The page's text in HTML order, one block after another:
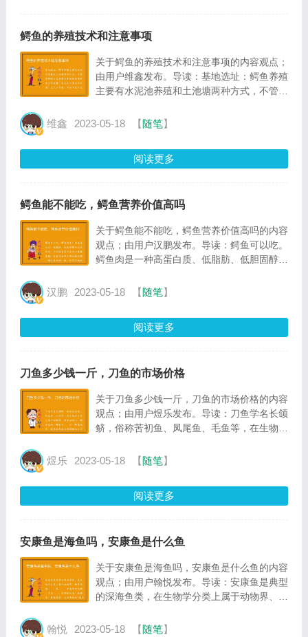
鳄鱼的养殖技术和注意事项
关于鳄鱼的养殖技术和注意事项的内容观点；
由用户维鑫发布。导读：基地选址：鳄鱼养殖
主要有水泥池养殖和土池塘两种方式，不管是
充足且清洁的水源，无工业污染、农药污染和
维鑫 2023-05-18 【随笔】
阅读更多
鳄鱼能不能吃，鳄鱼营养价值高吗
关于鳄鱼能不能吃，鳄鱼营养价值高吗的内容
观点；由用户汉鹏发布。导读：鳄鱼可以吃。
鳄鱼肉是一种高蛋白质、低脂肪、低胆固醇的
富含高级不饱和脂肪酸、维生素及钙、铁、锌
汉鹏 2023-05-18 【随笔】
阅读更多
刀鱼多少钱一斤，刀鱼的市场价格
关于刀鱼多少钱一斤，刀鱼的市场价格的内容
观点；由用户煜乐发布。导读：刀鱼学名长颌
鲚，俗称苦初鱼、凤尾鱼、毛鱼等，在生物学
鲱形目、鳀科、鲚属鱼类，因鱼体形狭长侧薄
煜乐 2023-05-18 【随笔】
阅读更多
安康鱼是海鱼吗，安康鱼是什么鱼
关于安康鱼是海鱼吗，安康鱼是什么鱼的内容
观点；由用户翰悦发布。导读：安康鱼是典型
的深海鱼类，在生物学分类上属于动物界、硬
鱇，亦称蚧巴鱼、蛤蟆鱼、琵琶鱼等，全世界
翰悦 2023-05-18 【随笔】